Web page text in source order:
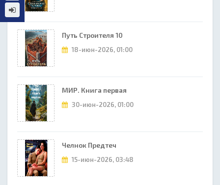
Путь Строителя 10
18-июн-2026, 01:00
МИР. Книга первая
30-июн-2026, 01:00
Челнок Предтеч
15-июн-2026, 03:48